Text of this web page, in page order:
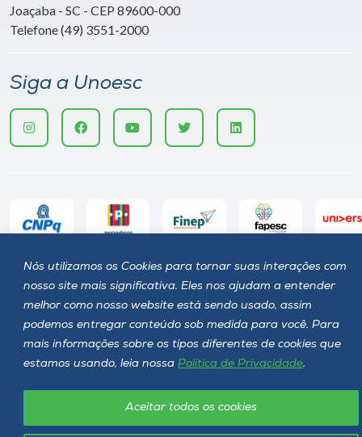
Nós utilizamos os Cookies para tornar suas interações com
nosso site mais significativa. Eles nos ajudam a entender
melhor como nosso website está sendo usado, assim
podemos entregar conteúdo sob medida para você. Para
mais informações sobre os tipos diferentes de cookies que
estamos usando, leia nossa Política de Privacidade.
Aceitar todos os cookies
Joaçaba - SC - CEP 89600-000
Telefone (49) 3551-2000
Siga a Unoesc
Unoesc © 2026 - Todos os direitos reservados
Política de privacidade LGPD